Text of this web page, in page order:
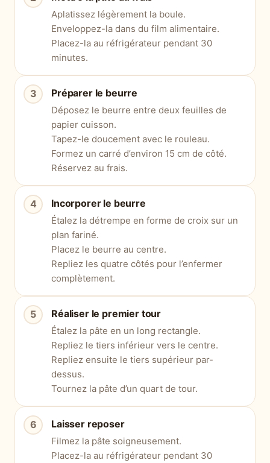
Aplatissez légèrement la boule.
Enveloppez-la dans du film alimentaire.
Placez-la au réfrigérateur pendant 30
minutes.
Préparer le beurre
Déposez le beurre entre deux feuilles de
papier cuisson.
Tapez-le doucement avec le rouleau.
Formez un carré d’environ 15 cm de côté.
Réservez au frais.
Incorporer le beurre
Étalez la détrempe en forme de croix sur un
plan fariné.
Placez le beurre au centre.
Repliez les quatre côtés pour l’enfermer
complètement.
Réaliser le premier tour
Étalez la pâte en un long rectangle.
Repliez le tiers inférieur vers le centre.
Repliez ensuite le tiers supérieur par-
dessus.
Tournez la pâte d’un quart de tour.
Laisser reposer
Filmez la pâte soigneusement.
Placez-la au réfrigérateur pendant 30